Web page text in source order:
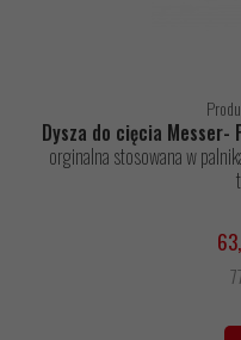
Dysza do cięcia Messer-
orginalna stosowana w